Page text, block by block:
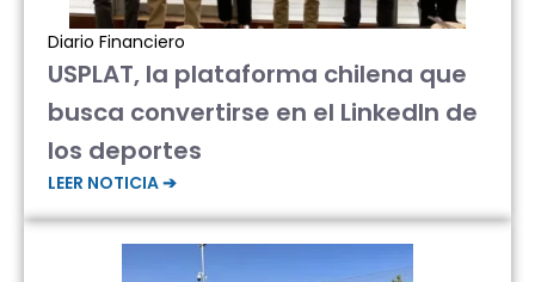
Diario Financiero
USPLAT, la plataforma chilena que
busca convertirse en el LinkedIn de
los deportes
LEER NOTICIA ➔